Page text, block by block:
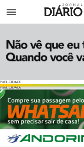
Menu
PUBLICIDADE
PUBLICIDADE